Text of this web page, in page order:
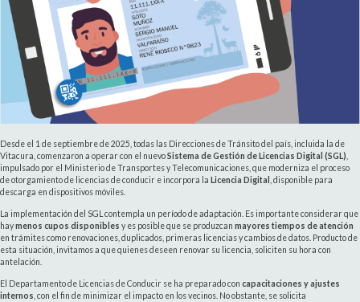
Desde el 1 de septiembre de 2025, todas las Direcciones de Tránsito del país, incluida la de
Vitacura, comenzaron a operar con el nuevoSistema de Gestión de Licencias Digital (SGL)
impulsado por el Ministerio de Transportes y Telecomunicaciones, que moderniza el proceso
de otorgamiento de licencias de conducir e incorpora la Licencia Digital
, disponible para
descarga en dispositivos móviles.
La implementación del SGL contempla un período de adaptación. Es importante considerar que
haymenos cupos disponibles y es posible que se produzcan mayores tiempos de atención
en trámites como renovaciones, duplicados, primeras licencias y cambios de datos. Producto de
esta situación, invitamos a que quienes deseen renovar su licencia, soliciten su hora con
antelación.
El Departamento de Licencias de Conducir se ha preparado con capacitaciones y ajustes
internos , con el fin de minimizar el impacto en los vecinos. No obstante, se solicita